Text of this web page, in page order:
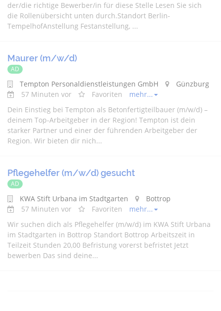
der/die richtige Bewerber/in für diese Stelle Lesen Sie sich
die Rollenübersicht unten durch.Standort Berlin-
TempelhofAnstellung Festanstellung, ...
Maurer (m/w/d)
AD
Tempton Personaldienstleistungen GmbH
Günzburg
57 Minuten vor
Favoriten
mehr...
Dein Einstieg bei Tempton als Betonfertigteilbauer (m/w/d) –
deinem Top-Arbeitgeber in der Region! Tempton ist dein
starker Partner und einer der führenden Arbeitgeber der
Region. Wir bieten dir nich...
Pflegehelfer (m/w/d) gesucht
AD
KWA Stift Urbana im Stadtgarten
Bottrop
57 Minuten vor
Favoriten
mehr...
Wir suchen dich als Pflegehelfer (m/w/d) im KWA Stift Urbana
im Stadtgarten in Bottrop Standort Bottrop Arbeitszeit in
Teilzeit Stunden 20,00 Befristung vorerst befristet Jetzt
bewerben Das sind deine...